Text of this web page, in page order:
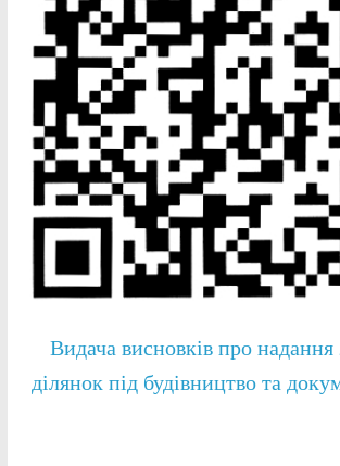
Видача висновків про
ділянок під будівництво та